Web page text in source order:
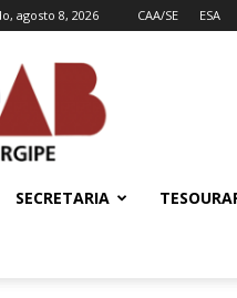
agosto 8, 2026 CAA/SE ESA
SECRETARIA